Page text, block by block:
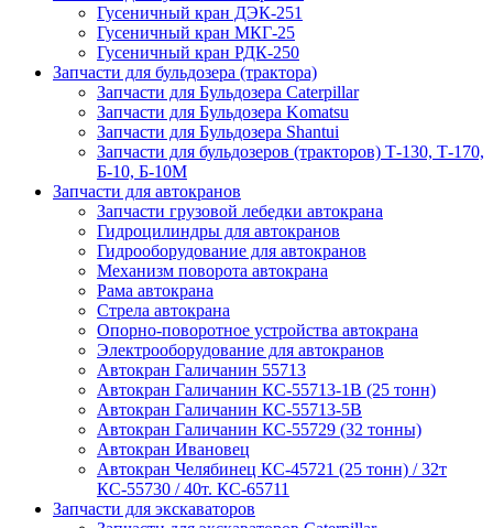
Гусеничный кран ДЭК-251
Гусеничный кран МКГ-25
Гусеничный кран РДК-250
Запчасти для бульдозера (трактора)
Запчасти для Бульдозера Caterpillar
Запчасти для Бульдозера Komatsu
Запчасти для Бульдозера Shantui
Запчасти для бульдозеров (тракторов) Т-130, Т-170,
Б-10, Б-10М
Запчасти для автокранов
Запчасти грузовой лебедки автокрана
Гидроцилиндры для автокранов
Гидрооборудование для автокранов
Механизм поворота автокрана
Рама автокрана
Стрела автокрана
Опорно-поворотное устройства автокрана
Электрооборудование для автокранов
Автокран Галичанин 55713
Автокран Галичанин КС-55713-1В (25 тонн)
Автокран Галичанин КС-55713-5В
Автокран Галичанин КС-55729 (32 тонны)
Автокран Ивановец
Автокран Челябинец КС-45721 (25 тонн) / 32т
КС-55730 / 40т. КС-65711
Запчасти для экскаваторов